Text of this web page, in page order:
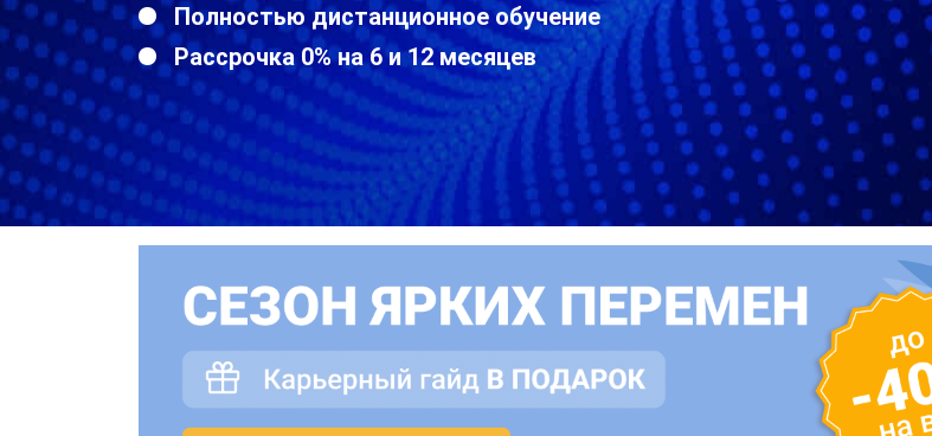
Полностью дистанционное обучение
Рассрочка 0% на 6 и 12 месяцев